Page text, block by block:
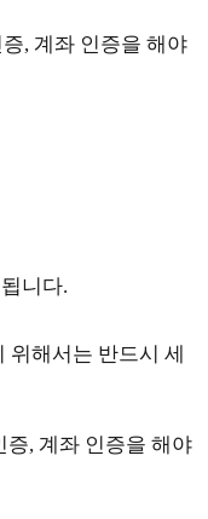
, 계좌 인증을 해야
니다.
해서는 반드시 세
, 계좌 인증을 해야